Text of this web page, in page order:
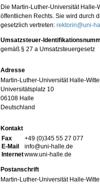
Die Martin-Luther-Universität
öffentlichen Rechts. Sie wird durch
gesetzlich vertreten: rektorin@uni-
Umsatzsteuer-
gemäß § 27 a Umsatzsteuergesetz
Adresse
Martin-Luther-Universität Halle-
Universitätsplatz 10
06108 Halle
Deutschland
Kontakt
Fax
+49 (0)345 55 27 077
E-Mail
info@uni-halle.de
Internetwww.uni-halle.de
Postanschrift
Martin-Luther-Universität Halle-